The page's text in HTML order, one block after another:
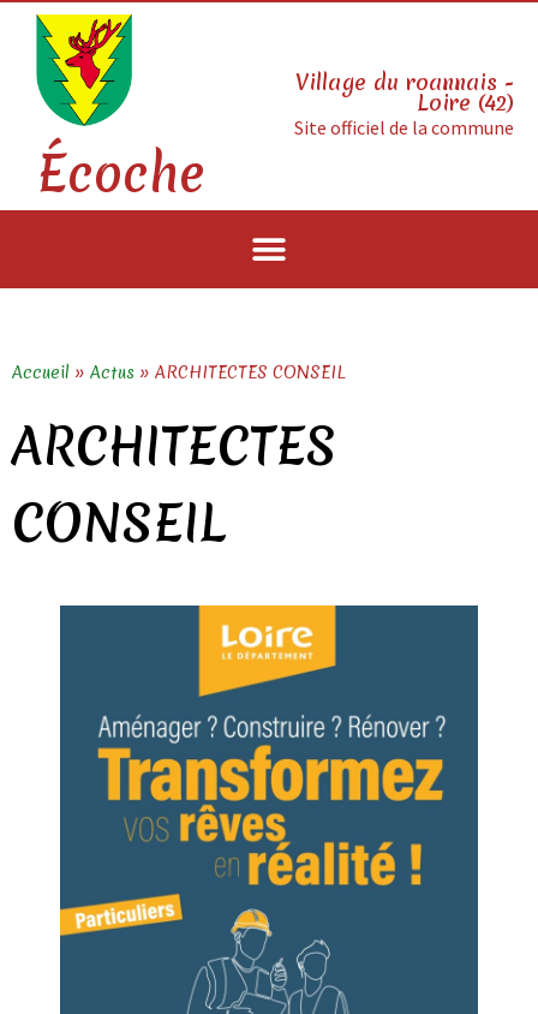
Écoche
Village du roannais -
Loire (42)
Site officiel de la commune
Accueil » Actus » ARCHITECTES CONSEIL
ARCHITECTES
CONSEIL